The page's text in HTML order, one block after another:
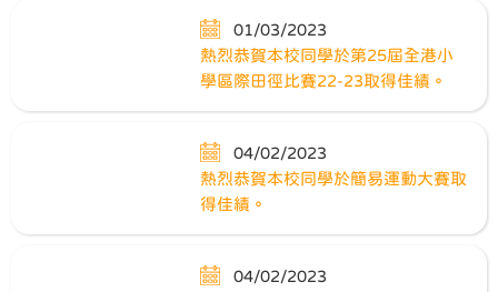
01/03/2023
熱烈恭賀本校同學於第25屆全港小
學區際田徑比賽22-23取得佳績。
04/02/2023
熱烈恭賀本校同學於簡易運動大賽取
得佳績。
04/02/2023